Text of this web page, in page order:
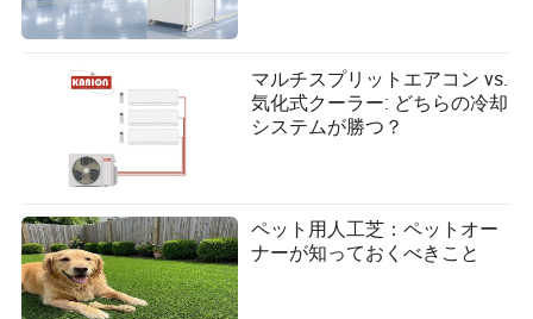
マルチスプリットエアコン vs.
気化式クーラー: どちらの冷却
システムが勝つ？
ペット用人工芝：ペットオー
ナーが知っておくべきこと